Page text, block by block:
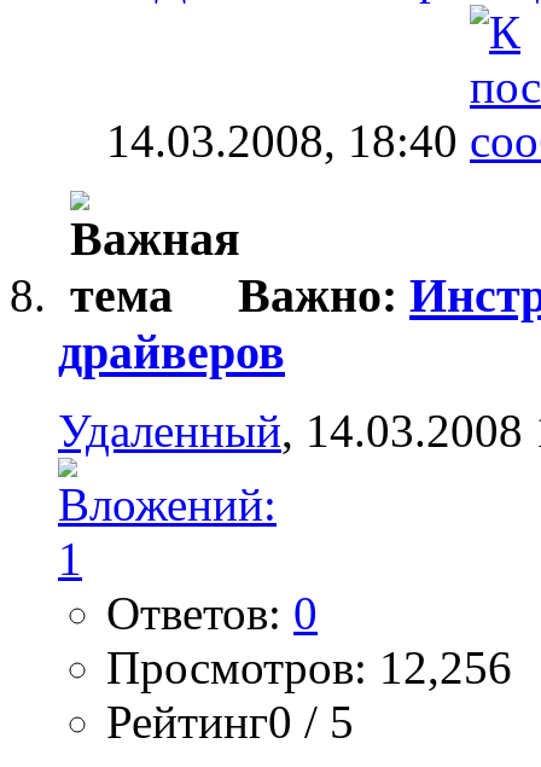
14.03.2008, 18:40
Важно:
драйверов
Удаленный, 14.03.2008
Ответов: 0
Просмотров: 12,256
Рейтинг0 / 5